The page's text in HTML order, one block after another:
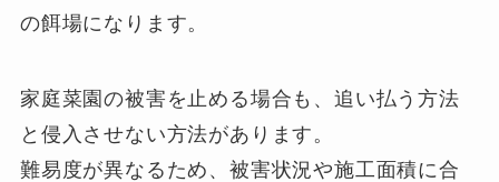
の餌場になります。
家庭菜園の被害を止める場合も、追い払う方法
と侵入させない方法があります。
難易度が異なるため、被害状況や施工面積に合